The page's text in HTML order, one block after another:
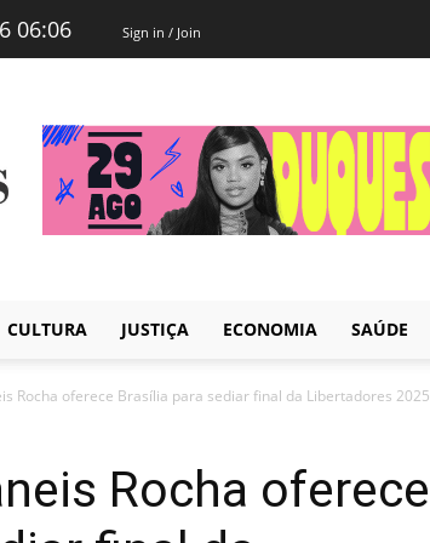
06:06 Sign in / Join
CULTURA JUSTIÇA ECONOMIA SAÚDE
Rocha oferece Brasília para sediar final da Libertadores 2025
Rocha oferece